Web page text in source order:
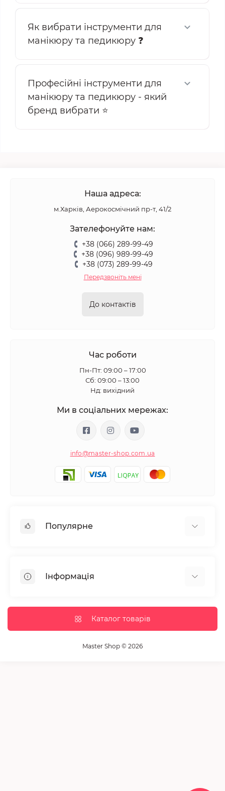
Як вибрати інструменти для
манікюру та педикюру ❓
Професійні інструменти для
манікюру та педикюру - який
бренд вибрати ⭐
Наша адреса:
м.Харків, Аерокосмічний пр-т, 41/2
Зателефонуйте нам:
+38 (066) 289-99-49
+38 (096) 989-99-49
+38 (073) 289-99-49
Передзвоніть мені
До контактів
Час роботи
Пн-Пт: 09:00 – 17:00
Сб: 09:00 – 13:00
Нд: вихідний
Ми в соціальних мережах:
info@master-shop.com.ua
Популярне
Парафінотерапія
Вії та брови
Дезінфекція та стерилізація
Пензлики і набори для макіяжу
Інформація
Доставка та оплата
Корисні статті
Каталог товарів
Master Shop © 2026